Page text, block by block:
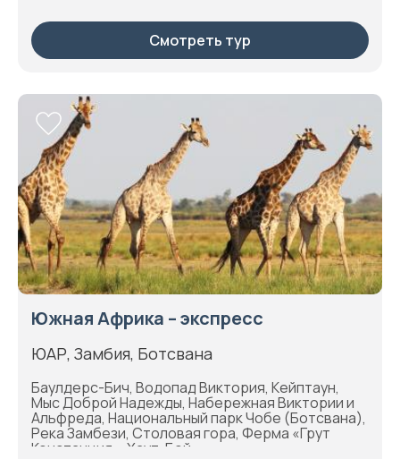
Смотреть тур
Южная Африка – экспресс
ЮАР, Замбия, Ботсвана
Баулдерс-Бич, Водопад Виктория, Кейптаун,
Мыс Доброй Надежды, Набережная Виктории и
Альфреда, Национальный парк Чобе (Ботсвана),
Река Замбези, Столовая гора, Ферма «Грут
Констанция», Хаут-Бей